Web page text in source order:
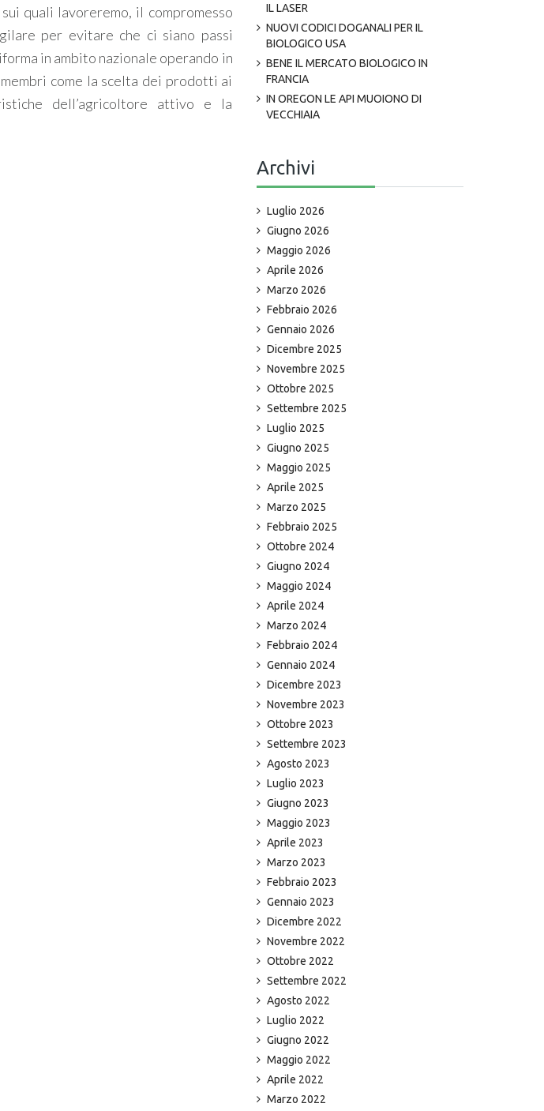
quali lavoreremo, il compromesso
per evitare che ci siano passi
in ambito nazionale operando in
come la scelta dei prodotti ai
dell’agricoltore attivo e la
IL LASER
NUOVI CODICI DOGANALI PER IL
BIOLOGICO USA
BENE IL MERCATO BIOLOGICO IN
FRANCIA
IN OREGON LE API MUOIONO DI
VECCHIAIA
Archivi
Luglio 2026
Giugno 2026
Maggio 2026
Aprile 2026
Marzo 2026
Febbraio 2026
Gennaio 2026
Dicembre 2025
Novembre 2025
Ottobre 2025
Settembre 2025
Luglio 2025
Giugno 2025
Maggio 2025
Aprile 2025
Marzo 2025
Febbraio 2025
Ottobre 2024
Giugno 2024
Maggio 2024
Aprile 2024
Marzo 2024
Febbraio 2024
Gennaio 2024
Dicembre 2023
Novembre 2023
Ottobre 2023
Settembre 2023
Agosto 2023
Luglio 2023
Giugno 2023
Maggio 2023
Aprile 2023
Marzo 2023
Febbraio 2023
Gennaio 2023
Dicembre 2022
Novembre 2022
Ottobre 2022
Settembre 2022
Agosto 2022
Luglio 2022
Giugno 2022
Maggio 2022
Aprile 2022
Marzo 2022